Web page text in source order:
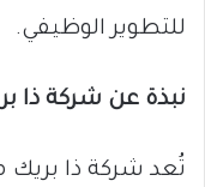
للتطوير الوظيفي.
نبذة عن شركة ذا
تُعد شركة ذا بريك